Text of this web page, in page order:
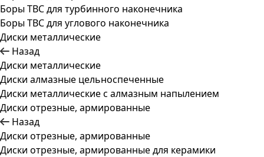
Боры ТВС для турбинного наконечника
Боры ТВС для углового наконечника
Диски металлические
Назад
Диски металлические
Диски алмазные цельноспеченные
Диски металлические с алмазным напылением
Диски отрезные, армированные
Назад
Диски отрезные, армированные
Диски отрезные, армированные для керамики